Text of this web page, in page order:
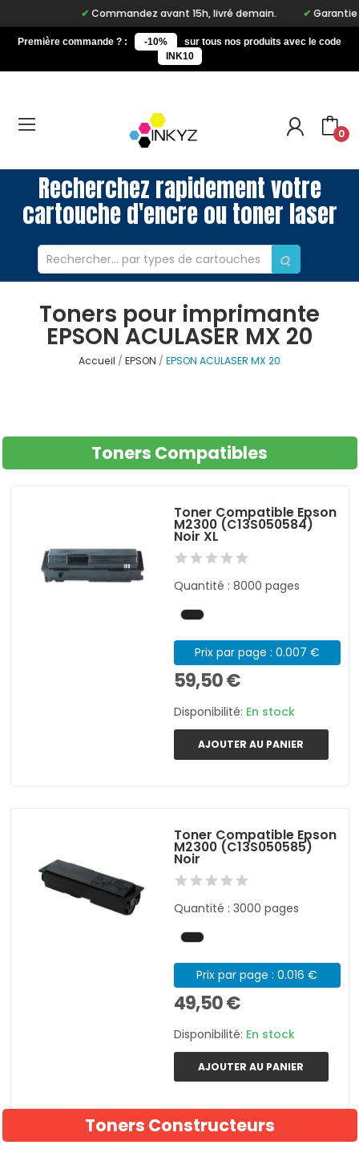
Commandez avant 15h, livré demain. Garantie à
Première commande ? : -10%
sur tous nos produits avec le code
INK10
0
Recherchez rapidement votre
cartouche d'encre ou toner laser
Toners pour imprimante
EPSON ACULASER MX 20
Accueil EPSON EPSON ACULASER MX 20
Toners Compatibles
Toner Compatible Epson
M2300 (C13S050584)
Noir XL
Quantité : 8000 pages
Prix par page : 0.007 €
59,50 €
Disponibilité: En stock
AJOUTER AU PANIER
Toner Compatible Epson
M2300 (C13S050585)
Noir
Quantité : 3000 pages
Prix par page : 0.016 €
49,50 €
Disponibilité: En stock
AJOUTER AU PANIER
Toners Constructeurs